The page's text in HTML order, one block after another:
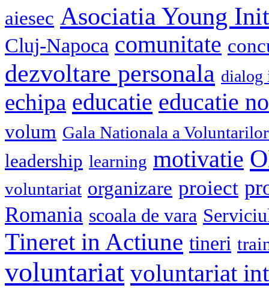
aiesec Asociatia Young
Cluj-Napoca comunitate
dezvoltare personala dialog
echipa educatie educatie
volum Gala Nationala a Voluntarilor
leadership learning motivatie
voluntariat organizare proiect
Romania scoala de vara
Tineret in Actiune tineri
voluntariat voluntariat